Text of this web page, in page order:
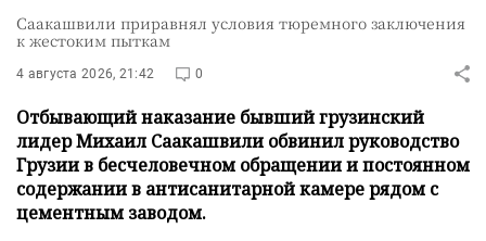
Саакашвили приравнял условия тюремного заключения
к жестоким пыткам
4 августа 2026, 21:42 0
Отбывающий наказание бывший грузинский
лидер Михаил Саакашвили обвинил руководство
Грузии в бесчеловечном обращении и постоянном
содержании в антисанитарной камере рядом с
цементным заводом.